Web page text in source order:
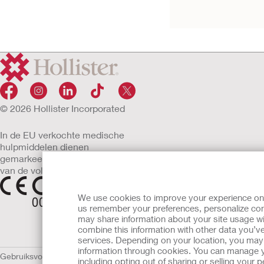
We use cookies to improve your experience
us remember your preferences, personalize
may share information about your site usage
combine this information with other data
services. Depending on your location, you
information through cookies. You can
including opting out of sharing or selling your
© 2026 Hollister Incorporated
In de EU verkochte medische
hulpmiddelen dienen
gemarkeerd te zijn met een
van de volgende symbolen
Gebruiksvoorwaarden Privacybeleid Gebruik van cookiesEU